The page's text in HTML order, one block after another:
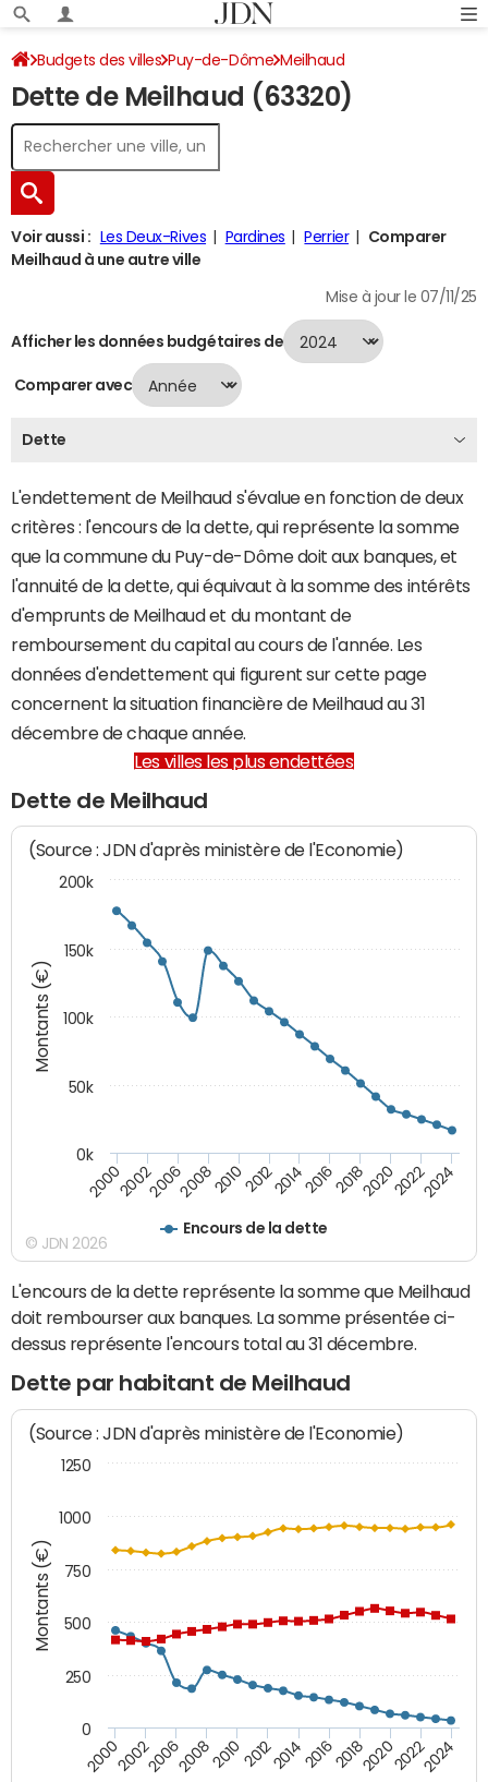
Budgets des villes Puy-de-Dôme Meilhaud
Dette au 31/12/2024
Dette de Meilhaud (63320)
Voir aussi : Les Deux-Rives Pardines Perrier
Comparer
Meilhaud à une autre ville
Mise à jour le 07/11/25
Afficher les données budgétaires de
Comparer avec
Dette
L'endettement de Meilhaud s'évalue en fonction de deux
critères : l'encours de la dette, qui représente la somme
que la commune du Puy-de-Dôme doit aux banques, et
l'annuité de la dette, qui équivaut à la somme des intérêts
d'emprunts de Meilhaud et du montant de
remboursement du capital au cours de l'année. Les
données d'endettement qui figurent sur cette page
concernent la situation financière de Meilhaud au 31
décembre de chaque année.
Les villes les plus endettées
Dette de Meilhaud
Montants (€)
(Source : JDN d'après ministère de l'Economie)
Encours de la dette
200020022006200820102012201420162018202020222024
0k
50k
100k
150k
200k
© JDN 2026
L'encours de la dette représente la somme que Meilhaud
doit rembourser aux banques. La somme présentée ci-
dessus représente l'encours total au 31 décembre.
Dette par habitant de Meilhaud
Montants (€)
(Source : JDN d'après ministère de l'Economie)
200020022006200820102012201420162018202020222024
0
250
500
750
1000
1250